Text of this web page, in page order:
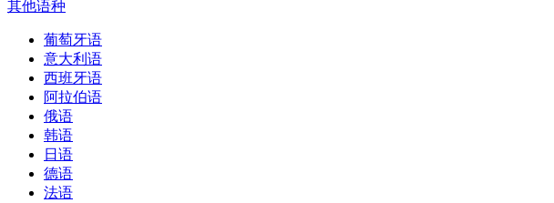
其他语种
葡萄牙语
意大利语
西班牙语
阿拉伯语
俄语
韩语
日语
德语
法语